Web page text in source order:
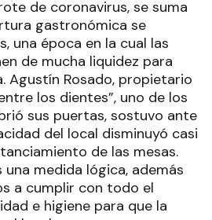
de coronavirus, se suma
gastronómica se
una época en la cual las
de mucha liquidez para
Agustín Rosado, propietario
los dientes”, uno de los
sus puertas, sostuvo ante
del local disminuyó casi
de las mesas.
medida lógica, además
a cumplir con todo el
e higiene para que la